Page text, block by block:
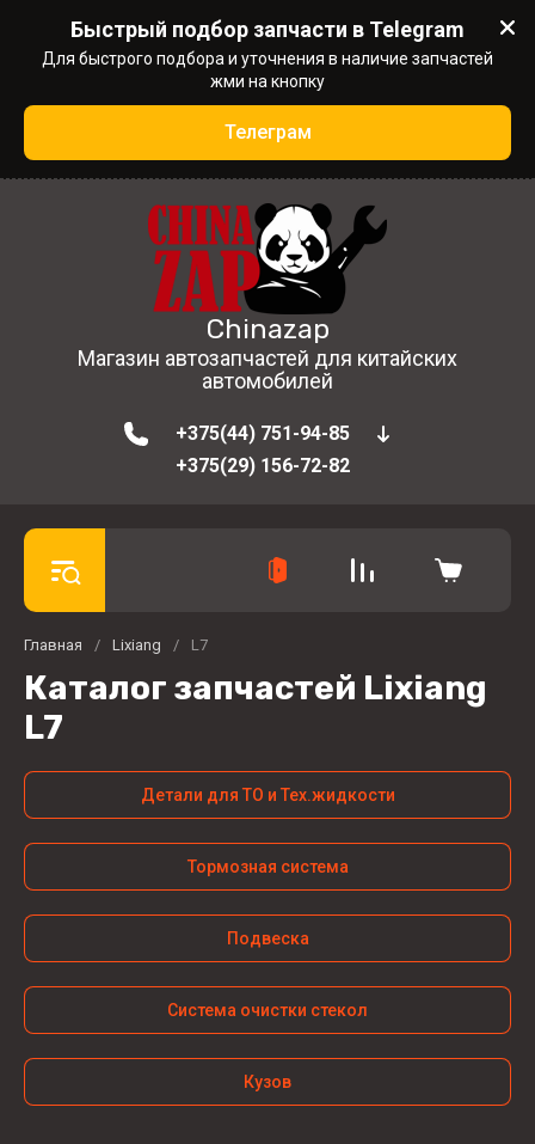
Быстрый подбор запчасти в Telegram
Для быстрого подбора и уточнения в наличие запчастей
жми на кнопку
Телеграм
Chinazap
Магазин автозапчастей для китайских
автомобилей
+375(44) 751-94-85
+375(29) 156-72-82
Главная / Lixiang / L7
Каталог запчастей Lixiang
L7
Детали для ТО и Тех.жидкости
Тормозная система
Подвеска
Система очистки стекол
Кузов